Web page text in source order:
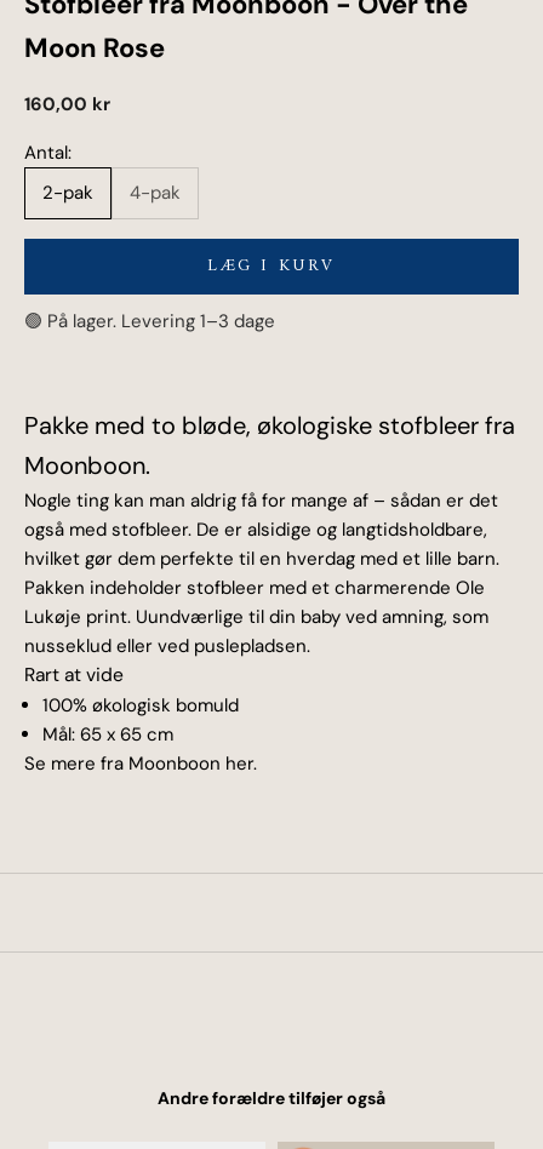
Moon Rose
Salgspris
160,00 kr
Antal:
2-pak
4-pak
LÆG I KURV
🟢 På lager. Levering 1–3 dage
Pakke med to bløde, økologiske stofbleer fra
Moonboon.
Nogle ting kan man aldrig få for mange af – sådan er det
også med stofbleer. De er alsidige og langtidsholdbare,
hvilket gør dem perfekte til en hverdag med et lille barn.
Pakken indeholder stofbleer med et charmerende Ole
Lukøje print. Uundværlige til din baby ved amning, som
nusseklud eller ved puslepladsen.
Rart at vide
100% økologisk bomuld
Mål: 65 x 65 cm
Se mere fra Moonboon her.
Andre forældre tilføjer også